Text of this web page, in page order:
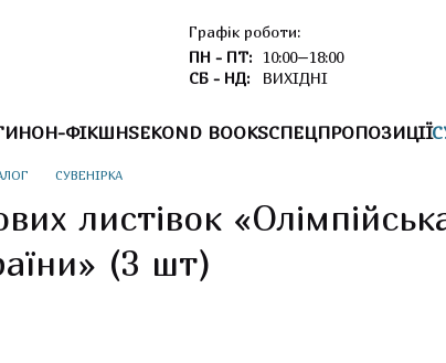
Графік роботи:
ПН - ПТ: 10:00–18:00
СБ - НД:
ВИХІДНІ
НОН-ФІКШНSEKOND BOOKSСПЕЦПРОПОЗИЦІЇ
СУВЕНІРКА
листівок
(3 шт)